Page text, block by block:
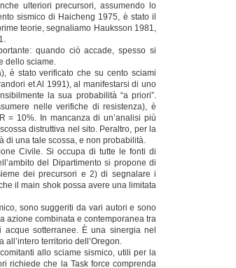
ulteriori precursori, assumendo lo
sismico di Haicheng 1975, è stato il
teorie, segnaliamo Hauksson 1981,
quando ciò accade, spesso si
dello sciame.
è stato verificato che su cento sciami
et Al 1991), al manifestarsi di uno
la sua probabilità “a priori”.
nelle verifiche di resistenza), è
= 10%. In mancanza di un’analisi più
distruttiva nel sito. Peraltro, per la
di una tale scossa, e non probabilità.
Civile. Si occupa di tutte le fonti di
del Dipartimento si propone di
dei precursori e 2) di segnalare i
il main shok possa avere una limitata
sono suggeriti da vari autori e sono
azione combinata e contemporanea tra
sotterranee. È una sinergia nel
territorio dell’Oregon.
allo sciame sismico, utili per la
richiede che la Task force comprenda